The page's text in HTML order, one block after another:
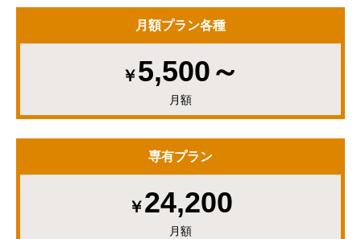
月額プラン各種
￥5,500～
月額
専有プラン
￥24,200
月額